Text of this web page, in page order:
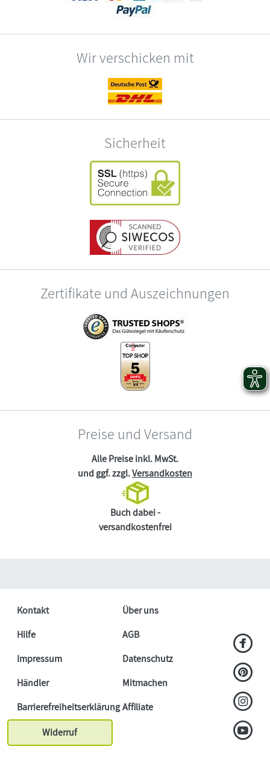
Wir verschicken mit
Sicherheit
Zertifikate und Auszeichnungen
Preise und Versand
Alle Preise inkl. MwSt.
und ggf. zzgl.Versandkosten
Buch dabei -
versandkostenfrei
Kontakt
Über uns
Hilfe
AGB
Impressum
Datenschutz
Händler
Mitmachen
BarrierefreiheitserklärungAffiliate
Widerruf